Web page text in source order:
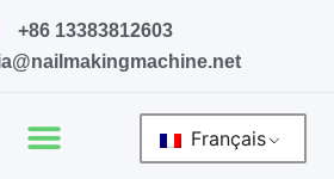
+86 13383812603
Français